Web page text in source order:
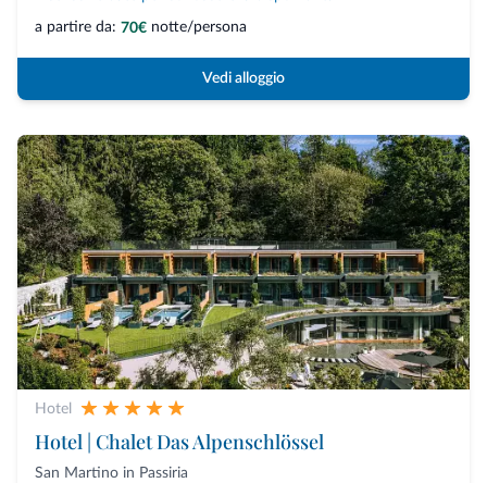
a partire da: 70€ notte/persona
Vedi alloggio
Hotel
Hotel | Chalet Das Alpenschlössel
San Martino in Passiria